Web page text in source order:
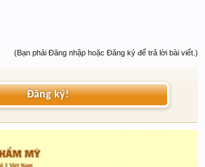
(Bạn phải Đăng nhập hoặc Đăng ký để trả lời bài viết.)
Đăng ký!